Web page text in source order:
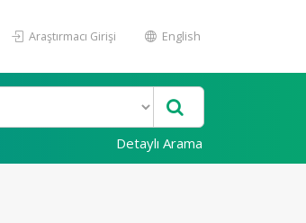
Araştırmacı Girişi English
Detaylı Arama